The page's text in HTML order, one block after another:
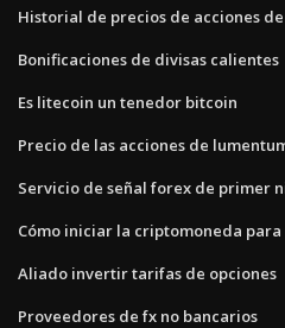
Historial de precios de acciones
Bonificaciones de divisas calientes
Es litecoin un tenedor bitcoin
Precio de las acciones de
Servicio de señal forex de primer
Cómo iniciar la criptomoneda
Aliado invertir tarifas de opciones
Proveedores de fx no bancarios